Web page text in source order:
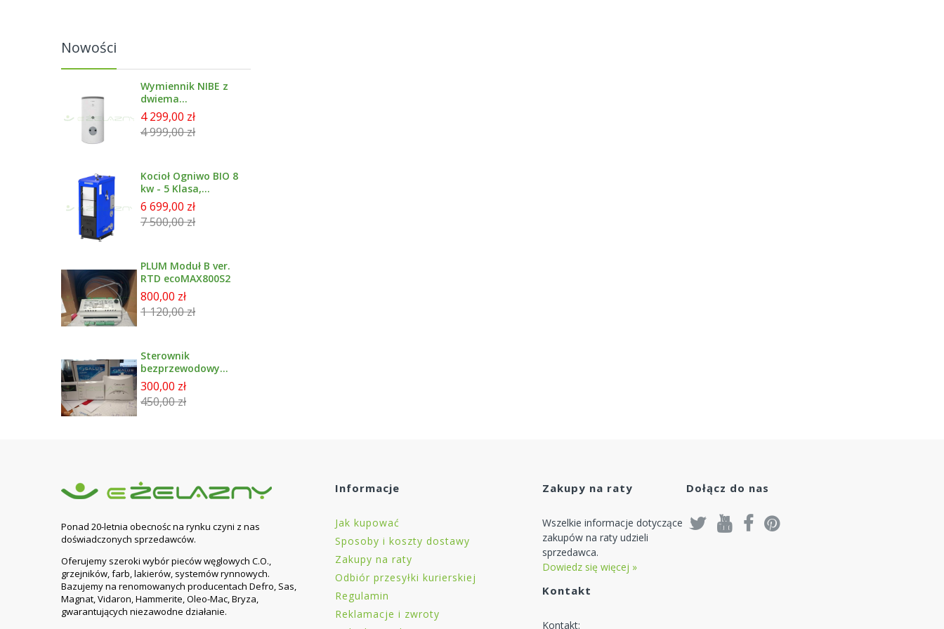
Nowości
Wymiennik NIBE z
dwiema
wężownicami
emailowany 300 l -
BA-ST 9030-2FE
4 299,00 zł
4 999,00 zł
Kocioł Ogniwo BIO 8
kw - 5 Klasa,
Ecodesign
6 699,00 zł
7 500,00 zł
PLUM Moduł B ver.
RTD ecoMAX800S2
800,00 zł
1 120,00 zł
Sterownik
bezprzewodowy
tygodniowy
091FLWBC SALUS +
Moduł rxwbc605
300,00 zł
450,00 zł
Ponad 20-letnia obecnośc na rynku czyni z nas
doświadczonych sprzedawców.
Oferujemy szeroki wybór pieców węglowych C.O.,
grzejników, farb, lakierów, systemów rynnowych.
Bazujemy na renomowanych producentach Defro, Sas,
Magnat, Vidaron, Hammerite, Oleo-Mac, Bryza,
gwarantujących niezawodne działanie.
Informacje
Jak kupować
Sposoby i koszty dostawy
Zakupy na raty
Odbiór przesyłki kurierskiej
Regulamin
Reklamacje i zwroty
Zakupy na raty
Wszelkie informacje dotyczące
zakupów na raty udzieli
sprzedawca.
Dowiedz się więcej »
Kontakt
Kontakt:
Dołącz do nas